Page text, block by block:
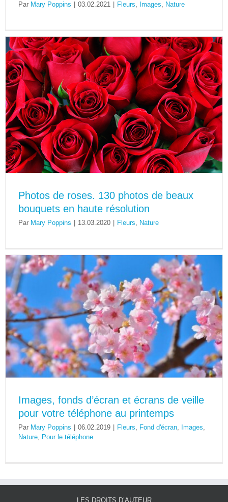
Par Mary Poppins 03.02.2021 Fleurs, Images, Nature
Photos de roses. 130 photos de beaux
bouquets en haute résolution
Par Mary Poppins | 13.03.2020 | Fleurs Nature
Images, fonds d’écran et écrans de veille
pour votre téléphone au printemps
Par Mary Poppins 06.02.2019 Fleurs, Fond d'écran, Images,
Nature, Pour le téléphone
LES DROITS D’AUTEUR